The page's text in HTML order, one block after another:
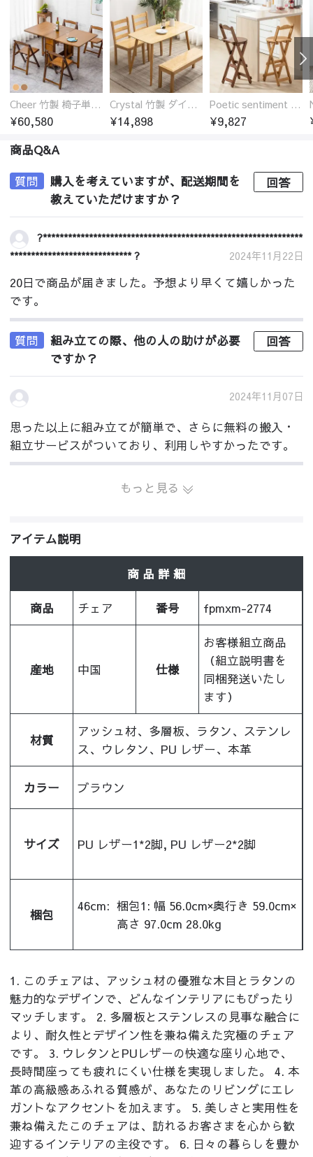
Cheer 竹製 椅子単品 バタフライテーブル 折りたたみダイニングテーブル単品 椅子セット 伸縮
¥60,580
Crystal 竹製 ダイニングテーブル
¥14,898
Poetic sentiment 竹製 折りたたみ カウンターチェア 椅子 ハイ スツール
¥9,827
商品Q&A
質問
購入を考えていますが、配送期間を
教えていただけますか？
回答
?**************************************************************
***************************** ?
2024年11月22日
20日で商品が届きました。予想より早くて嬉しかった
です。
質問
組み立ての際、他の人の助けが必要
ですか？
回答
2024年11月07日
思った以上に組み立てが簡単で、さらに無料の搬入・
組立サービスがついており、利用しやすかったです。
もっと見る
アイテム説明
商 品 詳 細
商品 チェア 番号 fpmxm-2774
産地 中国 仕様
お客様組立商品
（組立説明書を
同梱発送いたし
ます）
材質
アッシュ材、多層板、ラタン、ステンレ
ス、ウレタン、PU レザー、本革
カラー ブラウン
サイズ PU レザー1*2脚, PU レザー2*2脚
梱包
46cm: 梱包1: 幅 56.0cm×奥行き 59.0cm×
高さ 97.0cm 28.0kg
1. このチェアは、アッシュ材の優雅な木目とラタンの
魅力的なデザインで、どんなインテリアにもぴったり
マッチします。 2. 多層板とステンレスの見事な融合に
より、耐久性とデザイン性を兼ね備えた究極のチェア
です。 3. ウレタンとPUレザーの快適な座り心地で、
長時間座っても疲れにくい仕様を実現しました。 4. 本
革の高級感あふれる質感が、あなたのリビングにエレ
ガントなアクセントを加えます。 5. 美しさと実用性を
兼ね備えたこのチェアは、訪れるお客さまを心から歓
迎するインテリアの主役です。 6. 日々の暮らしを豊か